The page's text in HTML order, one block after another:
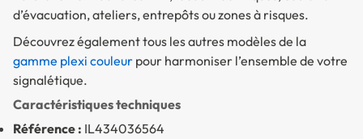
d’évacuation, ateliers, entrepôts ou zones à risques.
Découvrez également tous les autres modèles de la
gamme plexi couleur pour harmoniser l’ensemble de votre
signalétique.
Caractéristiques techniques
Référence : IL434036564